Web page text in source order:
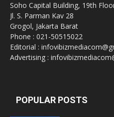
Soho Capital Building, 19th
Jl. S. Parman Kav 28
Grogol, Jakarta Barat
Phone : 021-50515022
Editorial :
Advertising :
POPULAR POSTS